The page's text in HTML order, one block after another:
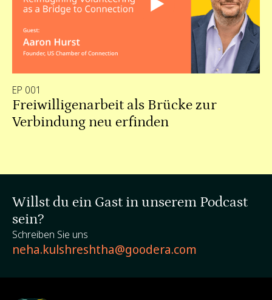
EP 001
Freiwilligenarbeit als Brücke zur
Verbindung neu erfinden
Willst du ein Gast in unserem Podcast
sein?
Schreiben Sie uns
neha.kulshreshtha@goodera.com